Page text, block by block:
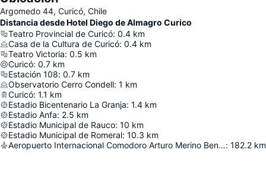
Argomedo 44, Curicó, Chile
Distancia desde Hotel Diego de Almagro Curico
Teatro Provincial de Curicó: 0.4 km
Casa de la Cultura de Curicó: 0.4 km
Teatro Victoria: 0.5 km
Curicó: 0.7 km
Estación 108: 0.7 km
Observatorio Cerro Condell: 1 km
Curicó: 1.1 km
Estadio Bicentenario La Granja: 1.4 km
Estadio Anfa: 2.5 km
Estadio Municipal de Rauco: 10 km
Estadio Municipal de Romeral: 10.3 km
Aeropuerto Internacional Comodoro Arturo Merino Benítez: 182.2 km